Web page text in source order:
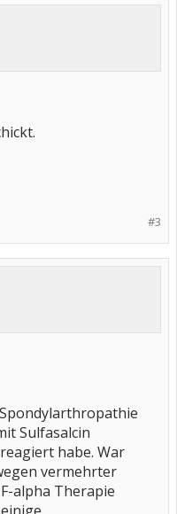
#3
Sulfasalcin
habe. War
vermehrter
alpha Therapie